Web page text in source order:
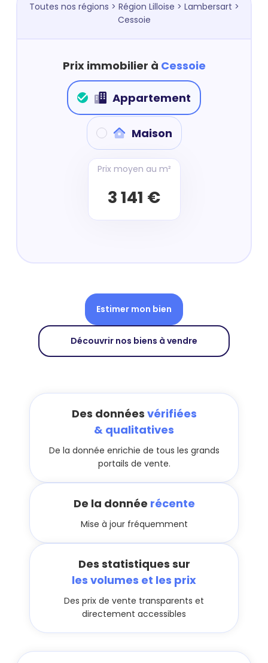
Toutes nos régions > Région Lilloise > Lambersart >
Cessoie
Prix immobilier à Cessoie
Appartement
Maison
Prix moyen au m²
3 141 €
Estimer mon bien
Découvrir nos biens à vendre
Des données vérifiées
& qualitatives
De la donnée enrichie de tous les grands
portails de vente.
De la donnée récente
Mise à jour fréquemment
Des statistiques sur
les volumes et les prix
Des prix de vente transparents et
directement accessibles